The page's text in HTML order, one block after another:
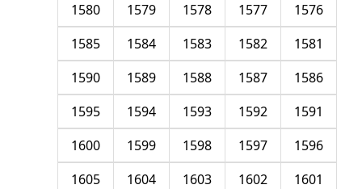
1576
1577
1578
1579
1580
1581
1582
1583
1584
1585
1586
1587
1588
1589
1590
1591
1592
1593
1594
1595
1596
1597
1598
1599
1600
1601
1602
1603
1604
1605